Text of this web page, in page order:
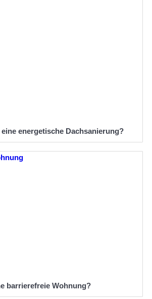
energetische Dachsanierung?
barrierefreie Wohnung?